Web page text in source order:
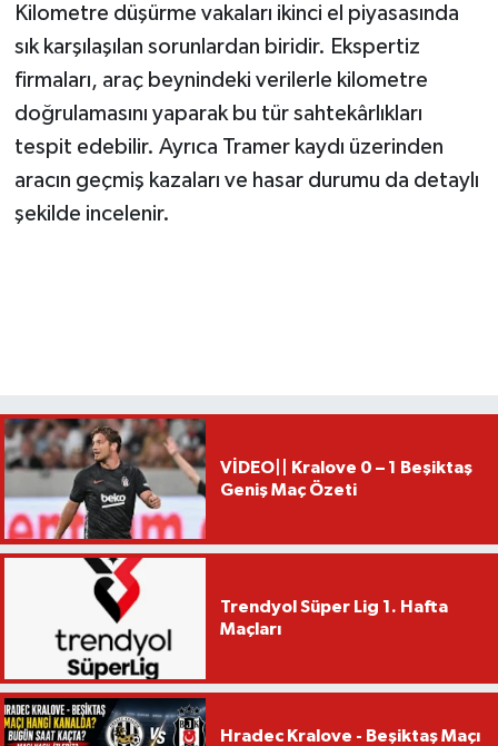
Kilometre düşürme vakaları ikinci el piyasasında
sık karşılaşılan sorunlardan biridir. Ekspertiz
firmaları, araç beynindeki verilerle kilometre
doğrulamasını yaparak bu tür sahtekârlıkları
tespit edebilir. Ayrıca Tramer kaydı üzerinden
aracın geçmiş kazaları ve hasar durumu da detaylı
şekilde incelenir.
VİDEO|| Kralove 0 – 1 Beşiktaş
Geniş Maç Özeti
Trendyol Süper Lig 1. Hafta
Maçları
Hradec Kralove - Beşiktaş Maçı